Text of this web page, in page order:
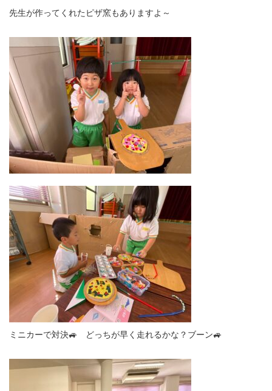
先生が作ってくれたピザ窯もありますよ～
ミニカーで対決🚙 どっちが早く走れるかな？ブーン🚙